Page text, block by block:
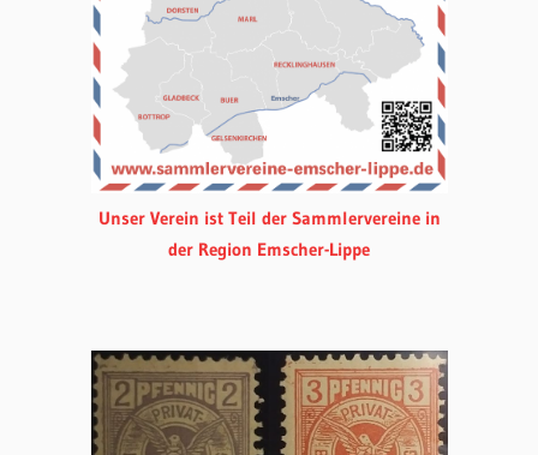
Unser Verein ist Teil der Sammlervereine in
der Region Emscher-Lippe